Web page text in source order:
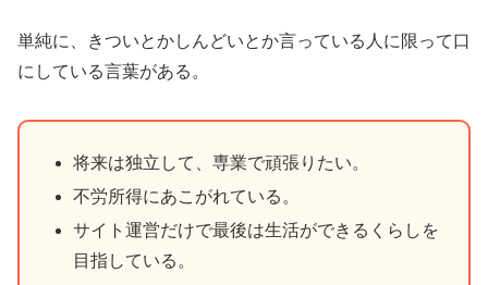
単純に、きついとかしんどいとか言っている人に限って口
にしている言葉がある。
将来は独立して、専業で頑張りたい。
不労所得にあこがれている。
サイト運営だけで最後は生活ができるくらしを
目指している。